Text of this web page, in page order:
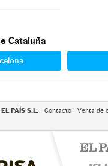
Cataluña
PAÍS S.L. Contacto Venta de